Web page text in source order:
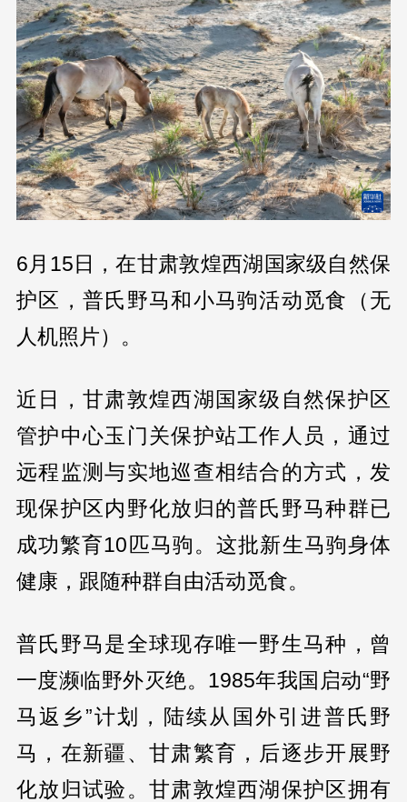
6月15日，在甘肃敦煌西湖国家级自然保
护区，普氏野马和小马驹活动觅食（无
人机照片）。
近日，甘肃敦煌西湖国家级自然保护区
管护中心玉门关保护站工作人员，通过
远程监测与实地巡查相结合的方式，发
现保护区内野化放归的普氏野马种群已
成功繁育10匹马驹。这批新生马驹身体
健康，跟随种群自由活动觅食。
普氏野马是全球现存唯一野生马种，曾
一度濒临野外灭绝。1985年我国启动“野
马返乡”计划，陆续从国外引进普氏野
马，在新疆、甘肃繁育，后逐步开展野
化放归试验。甘肃敦煌西湖保护区拥有